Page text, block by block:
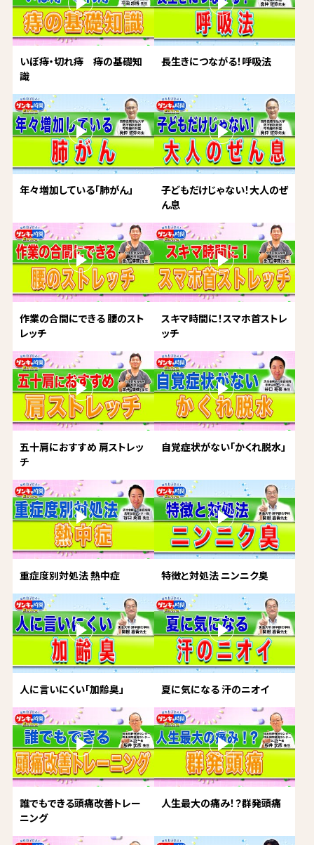
いぼ痔・切れ痔 痔の基礎知
識
長生きにつながる！呼吸法
年々増加している「肺がん」
子どもだけじゃない！大人のぜ
ん息
作業の合間にできる 腰のスト
レッチ
スキマ時間に！スマホ首ストレ
ッチ
五十肩におすすめ 肩ストレッ
チ
自覚症状がない「かくれ脱水」
重症度別対処法 熱中症 特徴と対処法 ニンニク臭
人に言いにくい「加齢臭」 夏に気になる 汗のニオイ
誰でもできる頭痛改善トレー
ニング
人生最大の痛み！？群発頭痛